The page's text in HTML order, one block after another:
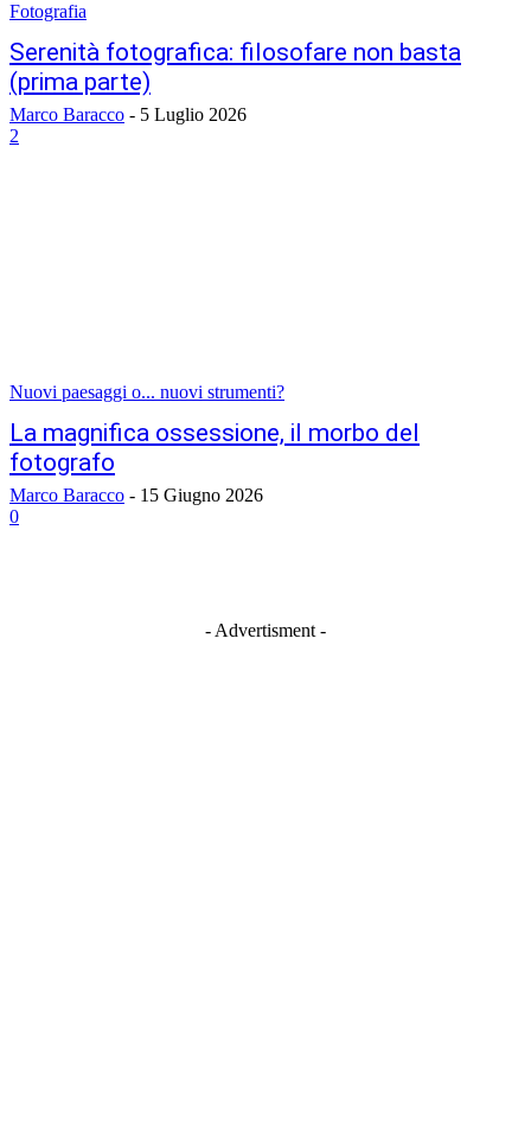
Fotografia
Serenità fotografica: filosofare non basta
(prima parte)
Marco Baracco - 5 Luglio 2026
2
Nuovi paesaggi o... nuovi strumenti?
La magnifica ossessione, il morbo del
fotografo
Marco Baracco - 15 Giugno 2026
0
- Advertisment -